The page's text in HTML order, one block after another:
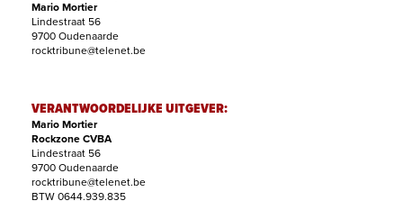
Mario Mortier
Lindestraat 56
9700 Oudenaarde
rocktribune@telenet.be
VERANTWOORDELIJKE UITGEVER:
Mario Mortier
Rockzone CVBA
Lindestraat 56
9700 Oudenaarde
rocktribune@telenet.be
BTW 0644.939.835